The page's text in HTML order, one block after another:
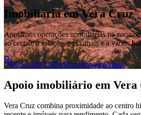
Imobiliária em Vera Cruz
Apoiamos operações imobiliárias na zona
ao centro, à estação, aos canais e a vários
234 314 117Pedir acompanhamento
Apoio imobiliário em Vera
Vera Cruz combina proximidade ao centro